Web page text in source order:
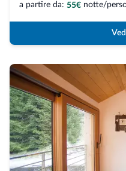
a partire da: 55€ notte/